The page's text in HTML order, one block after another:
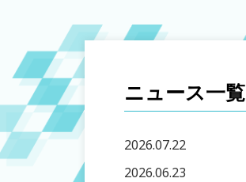
ニュース一覧
2026.07.22
2026.06.23